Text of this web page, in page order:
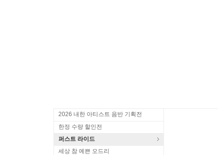
2026 내한 아티스트 음반 기획전
한정 수량 할인전
퍼스트 라이드
세상 참 예쁜 오드리